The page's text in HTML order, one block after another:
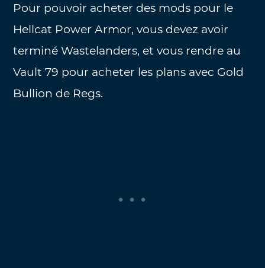
Pour pouvoir acheter des mods pour le
Hellcat Power Armor, vous devez avoir
terminé Wastelanders, et vous rendre au
Vault 79 pour acheter les plans avec Gold
Bullion de Regs.